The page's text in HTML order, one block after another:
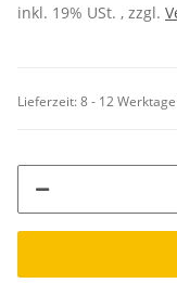
inkl. 19% USt. , zzgl.
Lieferzeit:8 - 12 Werktage